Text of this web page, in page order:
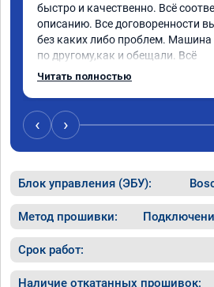
быстро и качественно. Всё
описанию. Все договоренности
без каких либо проблем. Машина
по другому,как и обещали. Всё
понравилось. Рекомендую данную
Читать полностью
‹ ›
Блок управления (ЭБУ):
Метод прошивки:
Срок работ:
Наличие откатанных прошивок: